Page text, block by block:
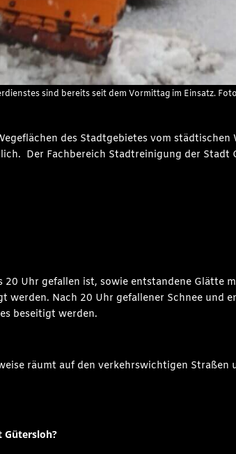
sind bereits seit dem Vormittag im Einsatz.
des Stadtgebietes vom
Der Fachbereich Stadtreinigung der
Uhr gefallen ist, sowie entstandene Glätte
werden. Nach 20 Uhr gefallener Schnee und
beseitigt werden.
räumt auf den verkehrswichtigen Straßen
Gütersloh?